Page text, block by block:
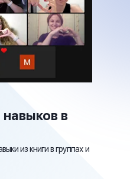
из книги в группах и
в